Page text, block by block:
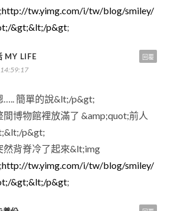
http://tw.yimg.com/i/tw/blog/smiley/
&gt;&lt;/p&gt;
MY LIFE
簡單的說&lt;/p&gt;
博物館裡放滿了 &amp;quot;前人
p&gt;
背脊冷了起來&lt;img
http://tw.yimg.com/i/tw/blog/smiley/
&gt;&lt;/p&gt;
回覆